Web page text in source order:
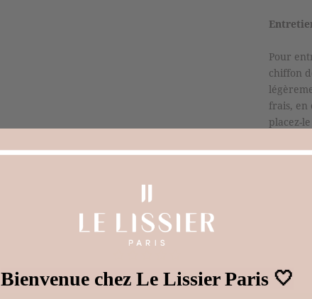
Pour
chiffon
frais, en
placez-
porte-
客戶評論
成為第一個寫評論的人
Bienvenue chez Le Lissier Paris 🤍